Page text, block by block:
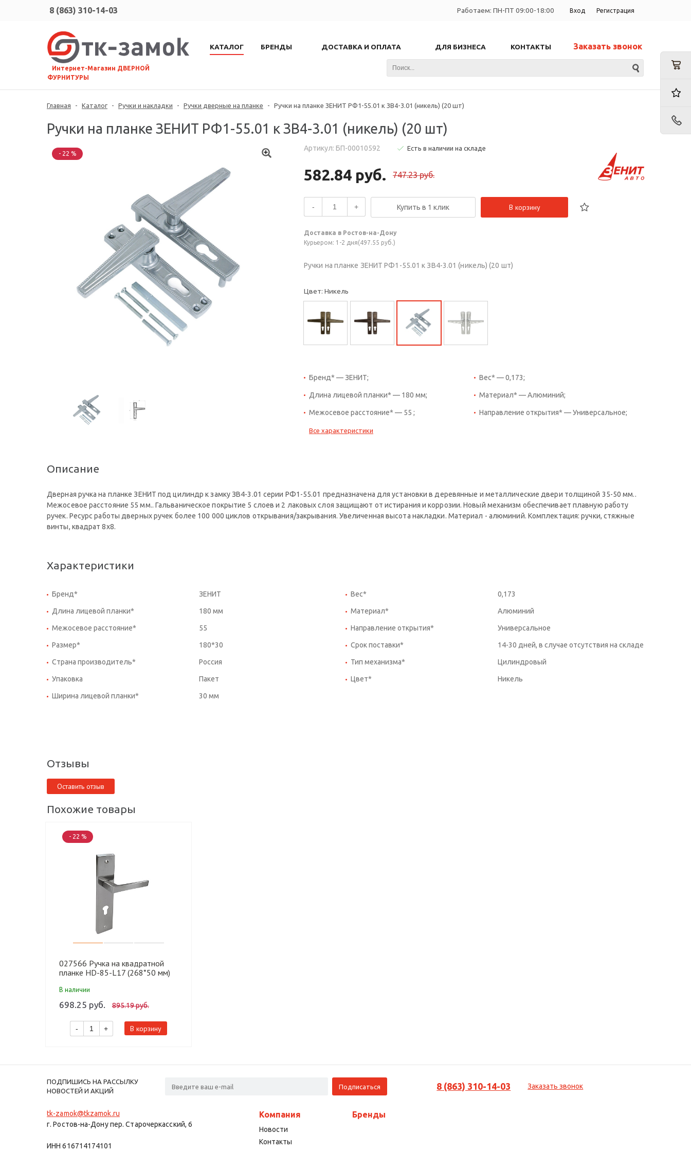
Вход Регистрация
Работаем: ПН-ПТ 09:00-18:00
8 (863) 310-14-03
⠀Интернет-Магазин ДВЕРНОЙ
ФУРНИТУРЫ
КАТАЛОГ БРЕНДЫ ДОСТАВКА И ОПЛАТА ДЛЯ БИЗНЕСА КОНТАКТЫ Заказать звонок
Главная - Каталог - Ручки и накладки - Ручки дверные на планке - Ручки на планке ЗЕНИТ РФ1-55.01 к ЗВ4-3.01 (никель) (20 шт)
Ручки на планке ЗЕНИТ РФ1-55.01 к ЗВ4-3.01 (никель) (20 шт)
- 22 %
Артикул: БП-00010592 Есть в наличии на складе
582.84 руб. 747.23 руб.
- + Купить в 1 клик В корзину
Доставка в Ростов-на-Дону
Курьером: 1-2 дня(497.55 руб.)
Ручки на планке ЗЕНИТ РФ1-55.01 к ЗВ4-3.01 (никель) (20 шт)
Цвет: Никель
Бренд* — ЗЕНИТ; Вес* — 0,173;
Длина лицевой планки* — 180 мм; Материал* — Алюминий;
Межосевое расстояние* — 55 ; Направление открытия* — Универсальное;
Все характеристики
Описание
Дверная ручка на планке ЗЕНИТ под цилиндр к замку ЗВ4-3.01 серии РФ1-55.01 предназначена для установки в деревянные и металлические двери толщиной 35-50 мм..
Межосевое расстояние 55 мм.. Гальваническое покрытие 5 слоев и 2 лаковых слоя защищают от истирания и коррозии. Новый механизм обеспечивает плавную работу
ручек. Ресурс работы дверных ручек более 100 000 циклов открывания/закрывания. Увеличенная высота накладки. Материал - алюминий. Комплектация: ручки, стяжные
винты, квадрат 8x8.
Характеристики
Бренд* ЗЕНИТ Вес* 0,173
Длина лицевой планки* 180 мм Материал* Алюминий
Межосевое расстояние* 55 Направление открытия* Универсальное
Размер* 180*30 Срок поставки* 14-30 дней, в случае отсутствия на складе
Страна производитель* Россия Тип механизма* Цилиндровый
Упаковка Пакет Цвет* Никель
Ширина лицевой планки* 30 мм
Отзывы
Оставить отзыв
Похожие товары
- 22 %
027566 Ручка на квадратной
планке HD-85-L17 (268*50 мм)
В наличии
698.25 руб. 895.19 руб.
- + В корзину
ПОДПИШИСЬ НА РАССЫЛКУ
НОВОСТЕЙ И АКЦИЙ
8 (863) 310-14-03 Заказать звонок
tk-zamok@tkzamok.ru
г. Ростов-на-Дону пер. Старочеркасский, 6
ИНН 616714174101
Компания
Новости
Контакты
Бренды